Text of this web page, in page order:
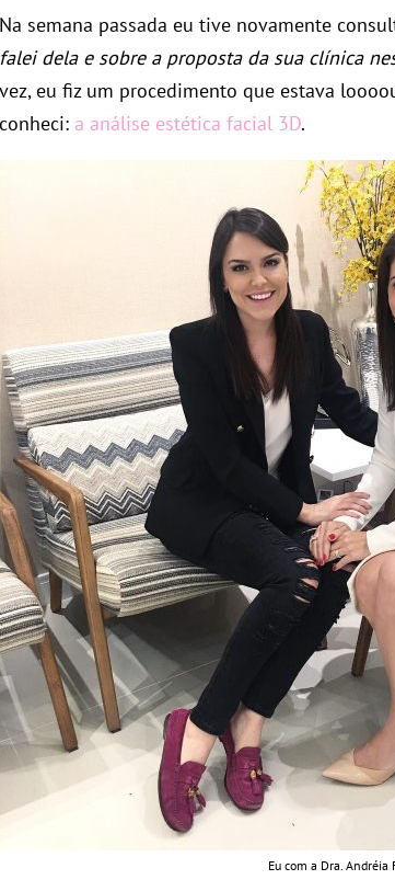
Na semana passada eu tive novamente
falei dela e sobre a proposta da sua clínica
vez, eu fiz um procedimento que estava
conheci: a análise estética facial 3D.
Eu com a Dra. Andréia